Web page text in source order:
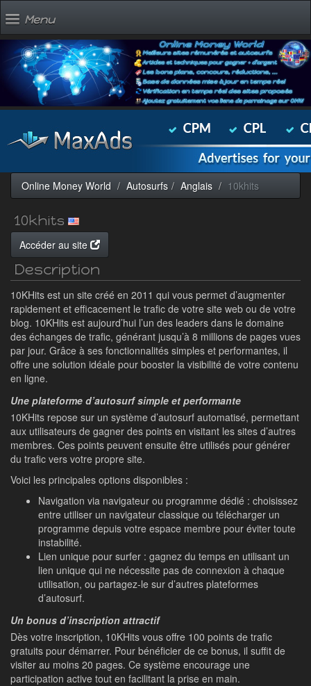
Menu
Online Money World Autosurfs Anglais 10khits
10khits
Accéder au site
Description
10KHits est un site créé en 2011 qui vous permet d’augmenter
rapidement et efficacement le trafic de votre site web ou de votre
blog. 10KHits est aujourd’hui l’un des leaders dans le domaine
des échanges de trafic, générant jusqu’à 8 millions de pages vues
par jour. Grâce à ses fonctionnalités simples et performantes, il
offre une solution idéale pour booster la visibilité de votre contenu
en ligne.
Une plateforme d’autosurf simple et performante
10KHits repose sur un système d’autosurf automatisé, permettant
aux utilisateurs de gagner des points en visitant les sites d’autres
membres. Ces points peuvent ensuite être utilisés pour générer
du trafic vers votre propre site.
Voici les principales options disponibles :
Navigation via navigateur ou programme dédié : choisissez
entre utiliser un navigateur classique ou télécharger un
programme depuis votre espace membre pour éviter toute
instabilité.
Lien unique pour surfer : gagnez du temps en utilisant un
lien unique qui ne nécessite pas de connexion à chaque
utilisation, ou partagez-le sur d’autres plateformes
d’autosurf.
Un bonus d’inscription attractif
Dès votre inscription, 10KHits vous offre 100 points de trafic
gratuits pour démarrer. Pour bénéficier de ce bonus, il suffit de
visiter au moins 20 pages. Ce système encourage une
participation active tout en facilitant la prise en main.